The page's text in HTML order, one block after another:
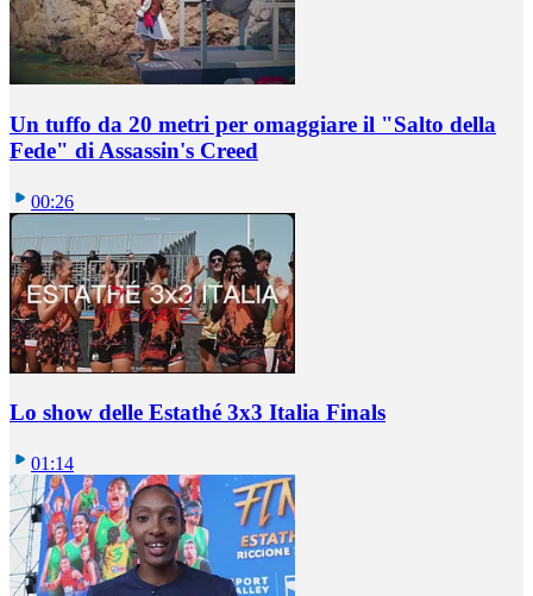
Un tuffo da 20 metri per omaggiare il "Salto della
Fede" di Assassin's Creed
00:26
Lo show delle Estathé 3x3 Italia Finals
01:14